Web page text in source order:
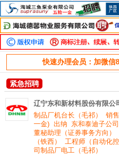
快速办理会员：加微信
紧急招聘
辽宁东和新材料股份有限公
制品厂机台长（毛祁）
销
一金) 出纳 东和泰迪子公
董秘助理（证券事务方向）
（铁西）
工程师（自动化控
司制品厂电工（毛祁）